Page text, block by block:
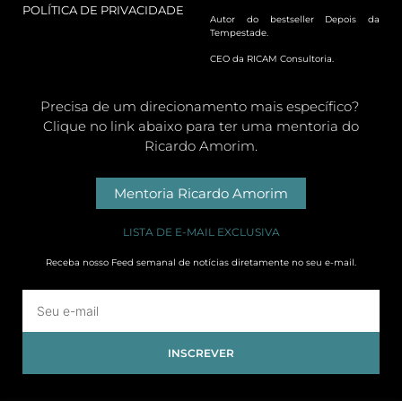
POLÍTICA DE PRIVACIDADE
Autor do bestseller Depois da
Tempestade.
CEO da RICAM Consultoria.
Precisa de um direcionamento mais específico?
Clique no link abaixo para ter uma mentoria do
Ricardo Amorim.
Mentoria Ricardo Amorim
LISTA DE E-MAIL EXCLUSIVA
Receba nosso Feed semanal de notícias diretamente no seu e-mail.
INSCREVER